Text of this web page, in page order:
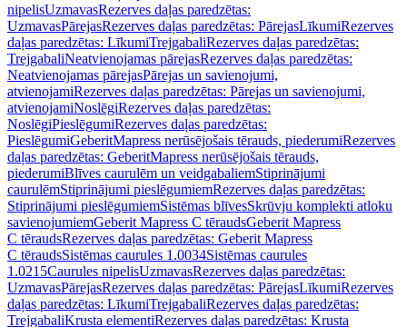
nipelisUzmavasRezerves daļas paredzētas:
UzmavasPārejasRezerves daļas paredzētas: PārejasLīkumiRezerves
daļas paredzētas: LīkumiTrejgabaliRezerves daļas paredzētas:
TrejgabaliNeatvienojamas pārejasRezerves daļas paredzētas:
Neatvienojamas pārejasPārejas un savienojumi,
atvienojamiRezerves daļas paredzētas: Pārejas un savienojumi,
atvienojamiNoslēgiRezerves daļas paredzētas:
NoslēgiPieslēgumiRezerves daļas paredzētas:
PieslēgumiGeberitMapress nerūsējošais tērauds, piederumiRezerves
daļas paredzētas: GeberitMapress nerūsējošais tērauds,
piederumiBlīves caurulēm un veidgabaliemStiprinājumi
caurulēmStiprinājumi pieslēgumiemRezerves daļas paredzētas:
Stiprinājumi pieslēgumiemSistēmas blīvesSkrūvju komplekti atloku
savienojumiemGeberit Mapress C tēraudsGeberit Mapress
C tēraudsRezerves daļas paredzētas: Geberit Mapress
C tēraudsSistēmas caurules 1.0034Sistēmas caurules
1.0215Caurules nipelisUzmavasRezerves daļas paredzētas:
UzmavasPārejasRezerves daļas paredzētas: PārejasLīkumiRezerves
daļas paredzētas: LīkumiTrejgabaliRezerves daļas paredzētas:
TrejgabaliKrusta elementiRezerves daļas paredzētas: Krusta